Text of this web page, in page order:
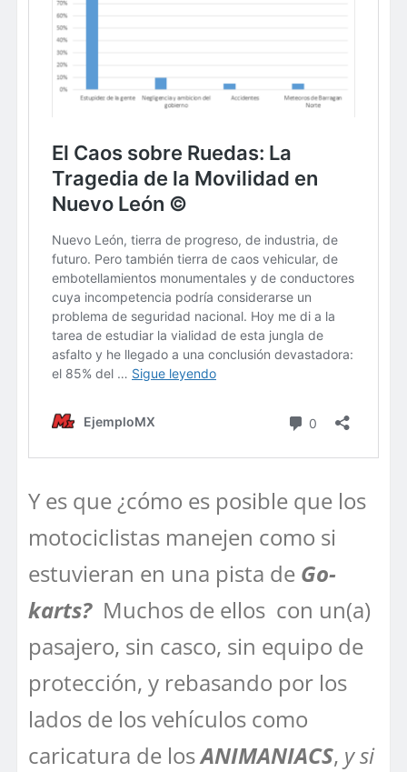
Y es que ¿cómo es posible que los
motociclistas manejen como si
estuvieran en una pista de Go-
karts? Muchos de ellos con un(a)
pasajero, sin casco, sin equipo de
protección, y rebasando por los
lados de los vehículos como
caricatura de losANIMANIACS, y si